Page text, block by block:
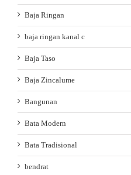
Baja Ringan
baja ringan kanal c
Baja Taso
Baja Zincalume
Bangunan
Bata Modern
Bata Tradisional
bendrat